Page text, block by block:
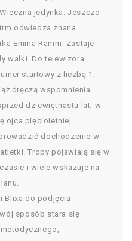
jedynka. Jeszcze
odwiedza znana
Emma Ramm. Zastaje
walki. Do telewizora
startowy z liczbą 1.
dręczą wspomnienia
dziewiętnastu lat, w
ojca pięcioletniej
dochodzenie w
Tropy pojawiają się w
i wiele wskazuje na
Blixa do podjęcia
sposób stara się